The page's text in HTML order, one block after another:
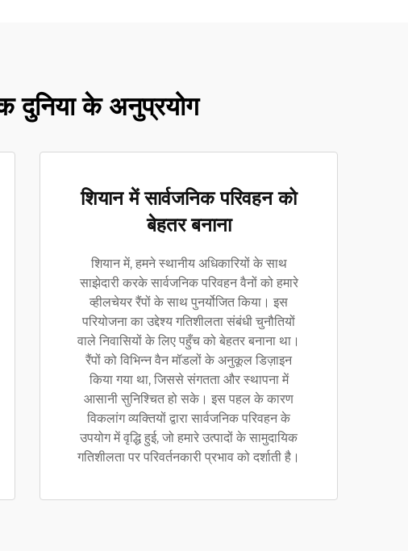
दुनिया के अनुप्रयोग
शियान में सार्वजनिक परिवहन को
बेहतर बनाना
शियान में, हमने स्थानीय अधिकारियों के साथ
साझेदारी करके सार्वजनिक परिवहन वैनों को हमारे
व्हीलचेयर रैंपों के साथ पुनर्योजित किया। इस
परियोजना का उद्देश्य गतिशीलता संबंधी चुनौतियों
वाले निवासियों के लिए पहुँच को बेहतर बनाना था।
रैंपों को विभिन्न वैन मॉडलों के अनुकूल डिज़ाइन
किया गया था, जिससे संगतता और स्थापना में
आसानी सुनिश्चित हो सके। इस पहल के कारण
विकलांग व्यक्तियों द्वारा सार्वजनिक परिवहन के
उपयोग में वृद्धि हुई, जो हमारे उत्पादों के सामुदायिक
गतिशीलता पर परिवर्तनकारी प्रभाव को दर्शाती है।